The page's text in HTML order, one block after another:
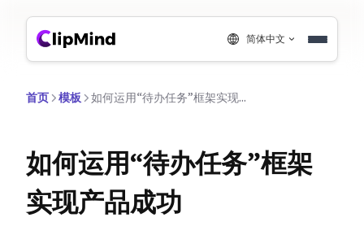
简体中文
首页 模板 如何运用“待办任务”框架实现产品成功
如何运用“待办任务”框架
实现产品成功